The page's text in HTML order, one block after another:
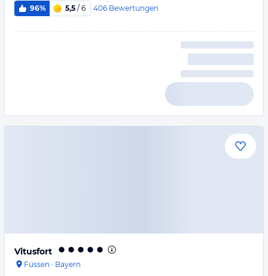
96% 5,5 / 6 406 Bewertungen
Vitusfort
Füssen · Bayern